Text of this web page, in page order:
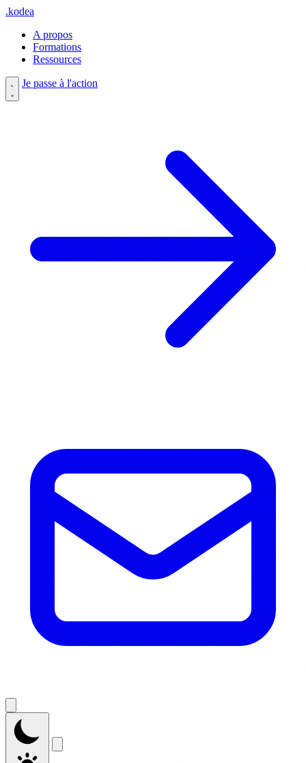
.kodea
A propos
Formations
Ressources
Je passe à l'action